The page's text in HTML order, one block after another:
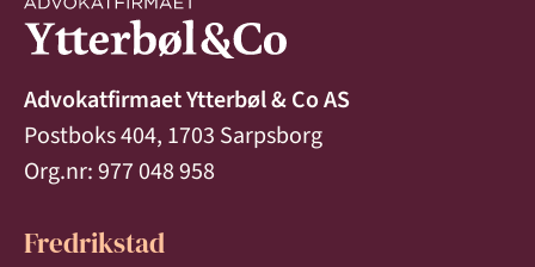
Advokatfirmaet Ytterbøl & Co AS
Postboks 404, 1703 Sarpsborg
Org.nr: 977 048 958
Fredrikstad